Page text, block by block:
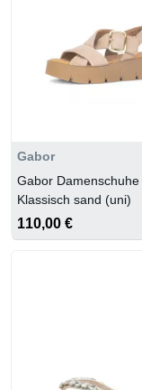
Gabor
Gabor Damenschuhe
Klassisch sand (uni)
110,00 €